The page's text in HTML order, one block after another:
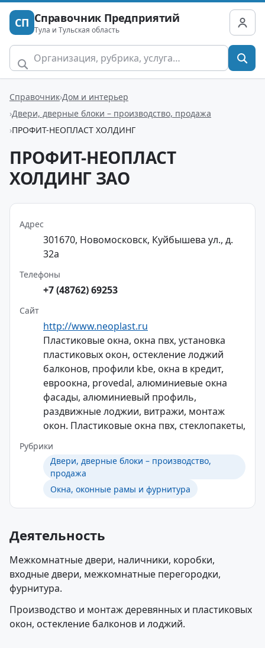
СП Справочник Предприятий
Тула и Тульская область
Справочник Дом и интерьер
Двери, дверные блоки – производство, продажа
ПРОФИТ-НЕОПЛАСТ ХОЛДИНГ
ПРОФИТ-НЕОПЛАСТ
ХОЛДИНГ ЗАО
Адрес
301670, Новомосковск, Куйбышева ул., д.
32а
Телефоны
+7 (48762) 69253
Сайт
http://www.neoplast.ru
Пластиковые окна, окна пвх, установка
пластиковых окон, остекление лоджий
балконов, профили kbe, окна в кредит,
евроокна, provedal, алюминиевые окна
фасады, алюминиевый профиль,
раздвижные лоджии, витражи, монтаж
окон. Пластиковые окна пвх, стеклопакеты,
Рубрики
Двери, дверные блоки – производство,
продажа
Окна, оконные рамы и фурнитура
Деятельность
Межкомнатные двери, наличники, коробки,
входные двери, межкомнатные перегородки,
фурнитура.
Производство и монтаж деревянных и пластиковых
окон, остекление балконов и лоджий.